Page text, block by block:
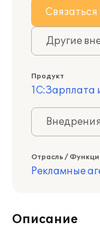
Связаться
Другие
Продукт
1С:Зарплата
Отрасль /
Рекламные
Описание